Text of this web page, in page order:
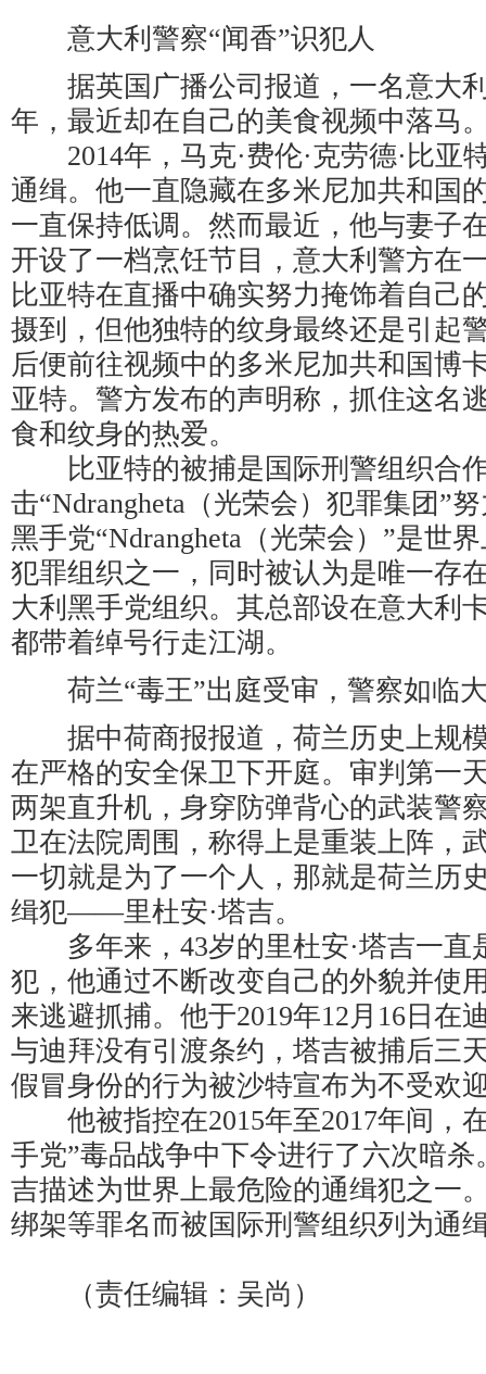
意大利警察“闻香”识犯人
据英国广播公司报道，一名意大
年，最近却在自己的美食视频中落马
2014年，马克·费伦·克劳德·比亚
通缉。他一直隐藏在多米尼加共和国
一直保持低调。然而最近，他与妻子
开设了一档烹饪节目，意大利警方在
比亚特在直播中确实努力掩饰着自己
摄到，但他独特的纹身最终还是引起
后便前往视频中的多米尼加共和国博
亚特。警方发布的声明称，抓住这名
食和纹身的热爱。
比亚特的被捕是国际刑警组织合
击“Ndrangheta（光荣会）犯罪集团”
黑手党“Ndrangheta（光荣会）”是世
犯罪组织之一，同时被认为是唯一存
大利黑手党组织。其总部设在意大利
都带着绰号行走江湖。
荷兰“毒王”出庭受审，警察如临
据中荷商报报道，荷兰历史上规
在严格的安全保卫下开庭。审判第一
两架直升机，身穿防弹背心的武装警
卫在法院周围，称得上是重装上阵，
一切就是为了一个人，那就是荷兰历
缉犯——里杜安·塔吉。
多年来，43岁的里杜安·塔吉一直
犯，他通过不断改变自己的外貌并使
来逃避抓捕。他于2019年12月16日在
与迪拜没有引渡条约，塔吉被捕后三
假冒身份的行为被沙特宣布为不受欢
他被指控在2015年至2017年间，
手党”毒品战争中下令进行了六次暗
吉描述为世界上最危险的通缉犯之一
绑架等罪名而被国际刑警组织列为通
（责任编辑：吴尚）